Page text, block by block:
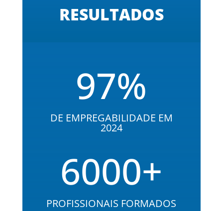
RESULTADOS
97%
DE EMPREGABILIDADE EM
2024
6000+
PROFISSIONAIS FORMADOS